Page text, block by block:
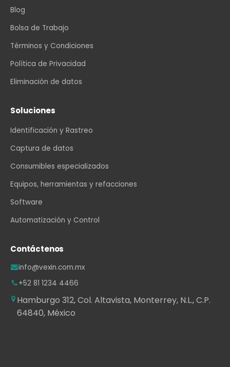
Blog
Bolsa de Trabajo
Términos y Condiciones
Política de Privacidad
Eliminación de datos
Soluciones
Identificación y Rastreo
Captura de datos
Consumibles especializados
Equipos, herramientas y refacciones
Software
Automatización y Control
Contáctenos
info@vexin.com.mx
+52 81 1234 4466
Hamburgo 312, Col. Altavista, Monterrey, N.L., C.P.
64840, México